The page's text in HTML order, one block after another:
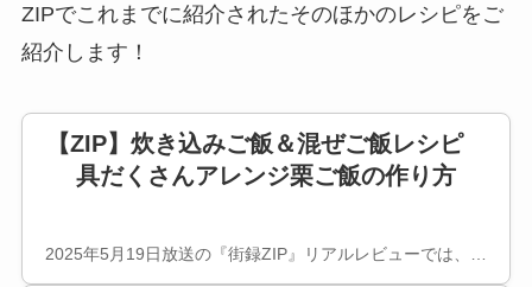
ZIPでこれまでに紹介されたそのほかのレシピをご
紹介します！
【ZIP】炊き込みご飯＆混ぜご飯レシピ
具だくさんアレンジ栗ご飯の作り方
2025年5月19日放送の『街録ZIP』リアルレビューでは、…